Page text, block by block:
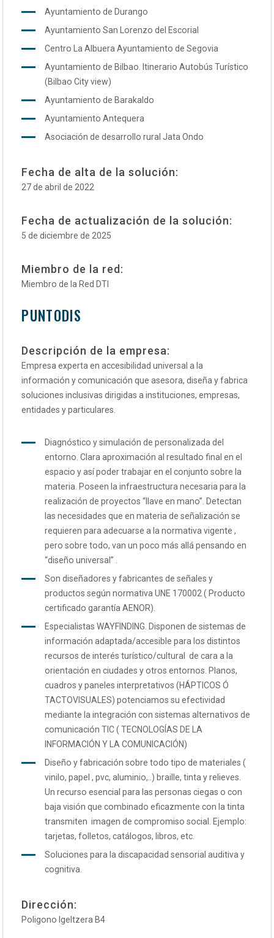
Ayuntamiento de Durango
Ayuntamiento San Lorenzo del Escorial
Centro La Albuera Ayuntamiento de Segovia
Ayuntamiento de Bilbao. Itinerario Autobús Turístico
(Bilbao City view)
Ayuntamiento de Barakaldo
Ayuntamiento Antequera
Asociación de desarrollo rural Jata Ondo
Fecha de alta de la solución:
27 de abril de 2022
Fecha de actualización de la solución:
5 de diciembre de 2025
Miembro de la red:
Miembro de la Red DTI
PUNTODIS
Descripción de la empresa:
Empresa experta en accesibilidad universal a la
información y comunicación que asesora, diseña y fabrica
soluciones inclusivas dirigidas a instituciones, empresas,
entidades y particulares.
Diagnóstico y simulación de personalizada del
entorno. Clara aproximación al resultado final en el
espacio y así poder trabajar en el conjunto sobre la
materia. Poseen la infraestructura necesaria para la
realización de proyectos “llave en mano”. Detectan
las necesidades que en materia de señalización se
requieren para adecuarse a la normativa vigente ,
pero sobre todo, van un poco más allá pensando en
“diseño universal” .
Son diseñadores y fabricantes de señales y
productos según normativa UNE 170002 ( Producto
certificado garantía AENOR).
Especialistas WAYFINDING. Disponen de sistemas de
información adaptada/accesible para los distintos
recursos de interés turístico/cultural de cara a la
orientación en ciudades y otros entornos. Planos,
cuadros y paneles interpretativos (HÁPTICOS Ó
TACTOVISUALES) potenciamos su efectividad
mediante la integración con sistemas alternativos de
comunicación TIC ( TECNOLOGÍAS DE LA
INFORMACIÓN Y LA COMUNICACIÓN)
Diseño y fabricación sobre todo tipo de materiales (
vinilo, papel , pvc, aluminio,..) braille, tinta y relieves.
Un recurso esencial para las personas ciegas o con
baja visión que combinado eficazmente con la tinta
transmiten imagen de compromiso social. Ejemplo:
tarjetas, folletos, catálogos, libros, etc.
Soluciones para la discapacidad sensorial auditiva y
cognitiva.
Dirección:
Poligono Igeltzera B4